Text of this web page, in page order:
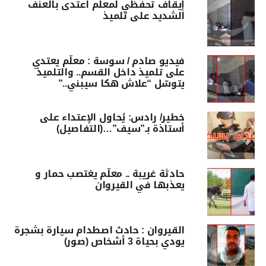
إيقاف تحفظي لمعلّم اعتدى بالعنف
الشديد على تلميذ
فيديو صادم / سوسة : معلّم يعتدي
على تلميذ داخل القسم.. والتلميذ
يتوسّل “علاش هكا سيبني..”
خطير/ رادس: يُحاول الإعتداء على
أستاذة بـ”سيف”…(التفاصيل)
حادثة غريبة .. معلّم يغتصب حمار و
يعذبها في القيروان
القيروان : حادث اصطدام سيارة بشجرة
يودي بحياة 3 أشخاص (صور)